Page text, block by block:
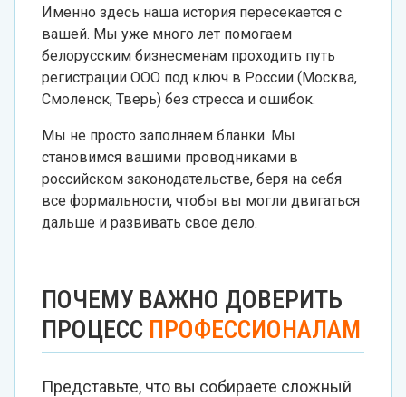
Именно здесь наша история пересекается с
вашей. Мы уже много лет помогаем
белорусским бизнесменам проходить путь
регистрации ООО под ключ в России (Москва,
Смоленск, Тверь) без стресса и ошибок.
Мы не просто заполняем бланки. Мы
становимся вашими проводниками в
российском законодательстве, беря на себя
все формальности, чтобы вы могли двигаться
дальше и развивать свое дело.
ПОЧЕМУ ВАЖНО ДОВЕРИТЬ
ПРОЦЕСС ПРОФЕССИОНАЛАМ
Представьте, что вы собираете сложный